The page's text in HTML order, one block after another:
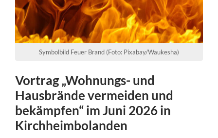
Symbolbild Feuer Brand (Foto: Pixabay/Waukesha)
Vortrag „Wohnungs- und
Hausbrände vermeiden und
bekämpfen“ im Juni 2026 in
Kirchheimbolanden